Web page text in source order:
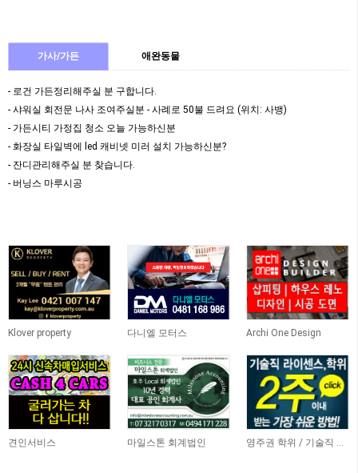
가사/가든 애완동물
- 로건 가든정리해주실 분 구합니다.
- 샤워실 회전문 나사 조여주실분 - 사례로 50불 드려요 (위치: 사뱅)
- 가든시티 가정집 청소 오늘 가능하신분
- 화장실 타일벽에 led 캐비넷 미러 설치 가능하신분?
- 잔디관리해주실 분 찾습니다.
- 버닝스 마루시공
Klover property 다니엘 모터스 Archi One Design
견인서비스 마일스톤 회계법인